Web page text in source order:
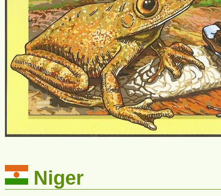
Niger